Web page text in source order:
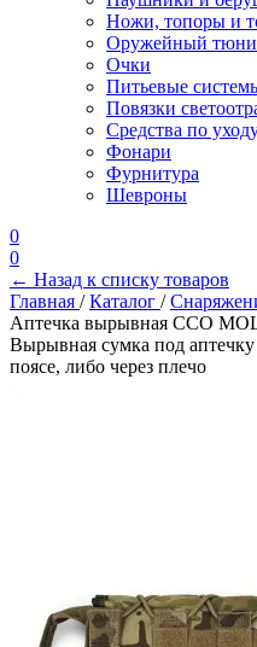
Ножи, топоры и
Оружейный
Очки
Питьевые
Повязки
Средства по
Фонари
Фурнитура
Шевроны
0
0
← Назад к списку товаров
Главная / Каталог /
Аптечка вырывная ССО
Вырывная сумка под
поясе, либо через плечо